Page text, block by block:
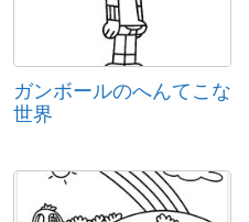
ガンボールのへんてこな
世界